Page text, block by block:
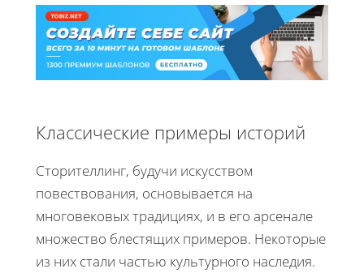
Классические примеры историй
Сторителлинг, будучи искусством
повествования, основывается на
многовековых традициях, и в его арсенале
множество блестящих примеров. Некоторые
из них стали частью культурного наследия.